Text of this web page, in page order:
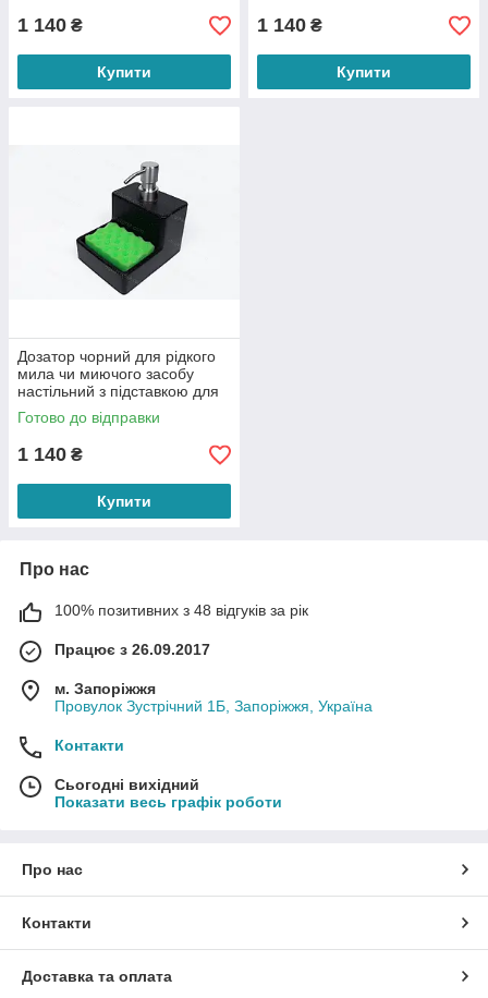
1 140 ₴
Купити
1 140 ₴
Купити
Дозатор чорний для рідкого
мила чи миючого засобу
настільний з підставкою для
губки.
Готово до відправки
1 140 ₴
Купити
Про нас
100% позитивних з 48 відгуків за рік
Працює з 26.09.2017
м. Запоріжжя
Провулок Зустрічний 1Б, Запоріжжя, Україна
Контакти
Сьогодні вихідний
Показати весь графік роботи
Про нас
Контакти
Доставка та оплата